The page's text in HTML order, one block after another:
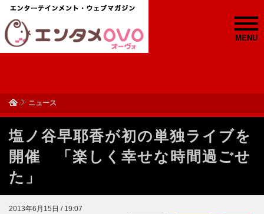
MENU
ニュース
塩ノ谷早耶香が初の単独ライブを
開催 「楽しく幸せな時間過ごせ
た」
2013年6月15日 / 19:07